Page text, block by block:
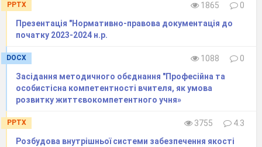
PPTX 1865
0
Презентація "Нормативно-правова документація до
початку 2023-2024 н.р.
DOCX 1088
0
Засідання методичного обєднання "Професійна та
особистісна компетентності вчителя, як умова
розвитку життєвокомпетентного учня»
PPTX 3755
4.3
Розбудова внутрішньої системи забезпечення якості